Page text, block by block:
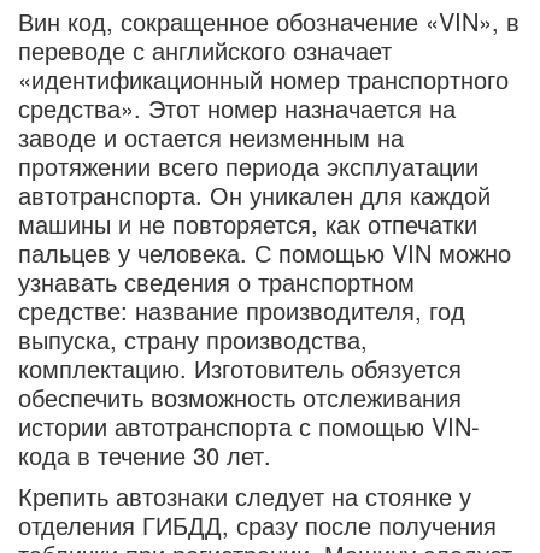
Вин код, сокращенное обозначение «VIN», в
переводе с английского означает
«идентификационный номер транспортного
средства». Этот номер назначается на
заводе и остается неизменным на
протяжении всего периода эксплуатации
автотранспорта. Он уникален для каждой
машины и не повторяется, как отпечатки
пальцев у человека. С помощью VIN можно
узнавать сведения о транспортном
средстве: название производителя, год
выпуска, страну производства,
комплектацию. Изготовитель обязуется
обеспечить возможность отслеживания
истории автотранспорта с помощью VIN-
кода в течение 30 лет.
Крепить автознаки следует на стоянке у
отделения ГИБДД, сразу после получения